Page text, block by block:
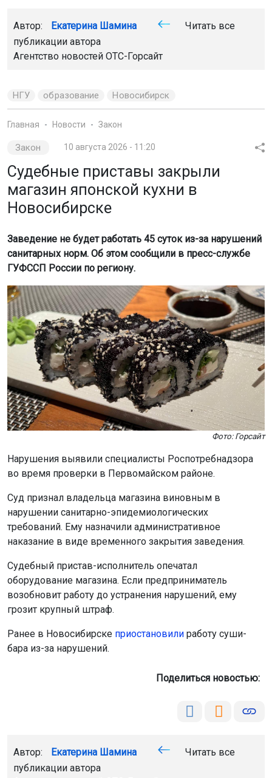
Автор: Екатерина Шамина
Читать все
публикации автора
Агентство новостей ОТС-Горсайт
НГУ образование Новосибирск
Главная Новости Закон
Закон 10 августа 2026 - 11:20
Судебные приставы закрыли
магазин японской кухни в
Новосибирске
Заведение не будет работать 45 суток из-за нарушений
санитарных норм. Об этом сообщили в пресс-службе
ГУФССП России по региону.
Фото: Горсайт
Нарушения выявили специалисты Роспотребнадзора
во время проверки в Первомайском районе.
Суд признал владельца магазина виновным в
нарушении санитарно-эпидемиологических
требований. Ему назначили административное
наказание в виде временного закрытия заведения.
Судебный пристав-исполнитель опечатал
оборудование магазина. Если предприниматель
возобновит работу до устранения нарушений, ему
грозит крупный штраф.
Ранее в Новосибирске приостановили работу суши-
бара из-за нарушений.
Поделиться новостью:
Автор: Екатерина Шамина
Читать все
публикации автора